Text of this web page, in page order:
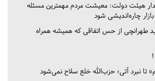
هیئت دولت: معیشت مردم مهمترین مسئله
چاره‌اندیشی شود
طهرانچی از حس اتفاقی که همیشه همراه
تا نبرد آتی؛ حزب‌الله خلع سلاح نمی‌شود